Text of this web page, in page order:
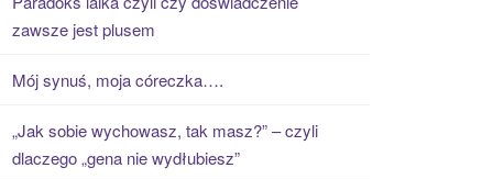
zawsze jest plusem
Mój synuś, moja córeczka….
„Jak sobie wychowasz, tak masz?” – czyli
dlaczego „gena nie wydłubiesz”